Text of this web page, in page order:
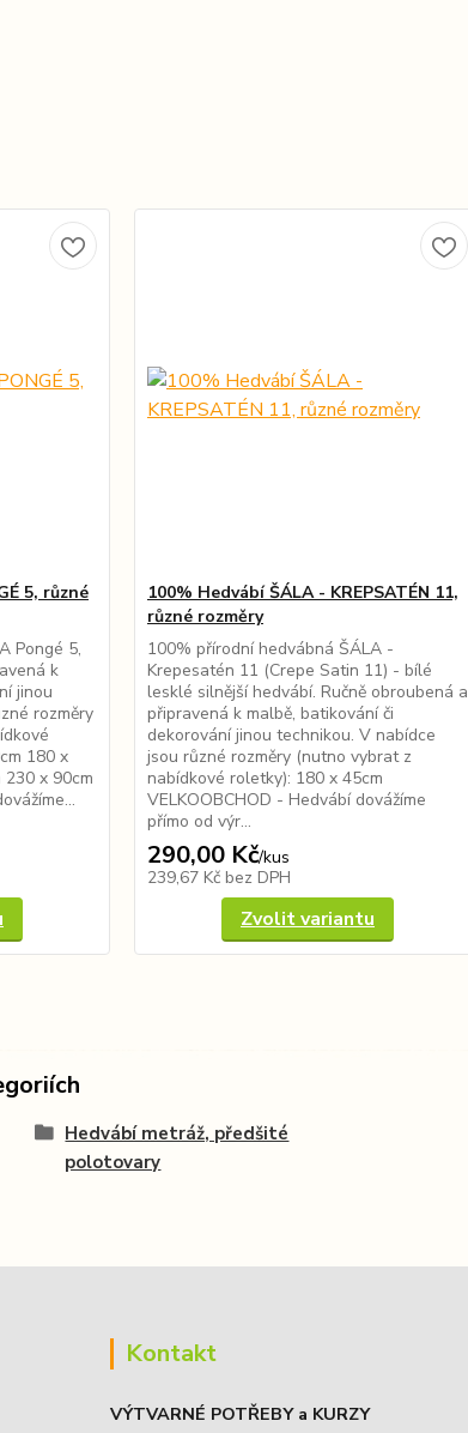
5, různé
Pongé 5,
k
jinou
rozměry
180 x
x 90cm
100% Hedvábí ŠÁLA - KREPSATÉN 11,
různé rozměry
100% přírodní hedvábná ŠÁLA -
Krepesatén 11 (Crepe Satin 11) - bílé
lesklé silnější hedvábí. Ručně obroubená a
připravená k malbě, batikování či
dekorování jinou technikou. V nabídce
jsou různé rozměry (nutno vybrat z
nabídkové roletky): 180 x 45cm
VELKOOBCHOD - Hedvábí dovážíme
přímo od výr...
290,00 Kč/kus
239,67 Kč bez DPH
Zvolit variantu
Hedvábí metráž, předšité
polotovary
Kontakt
VÝTVARNÉ POTŘEBY a KURZY